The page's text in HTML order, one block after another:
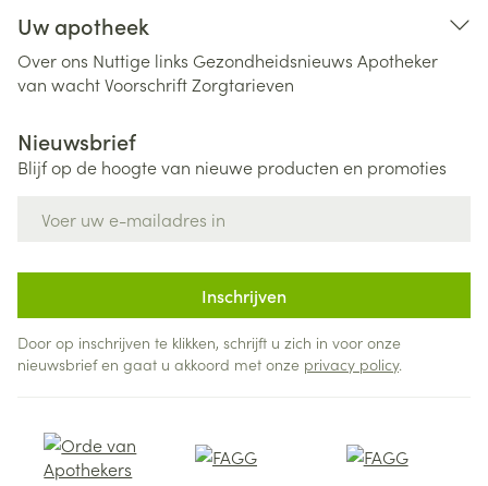
Uw apotheek
Over ons Nuttige links Gezondheidsnieuws Apotheker
van wachtVoorschriftZorgtarieven
Nieuwsbrief
Blijf op de hoogte van nieuwe producten en promoties
Inschrijven
Door op inschrijven te klikken, schrijft u zich in voor onze
nieuwsbrief en gaat u akkoord met onze privacy policy.